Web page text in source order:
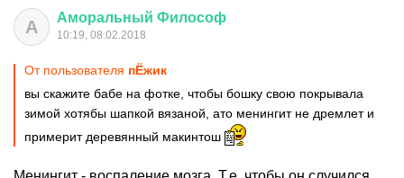
А Аморальный Философ
10:19, 08.02.2018
От пользователя пЁжик
вы скажите бабе на фотке, чтобы бошку свою покрывала
зимой хотябы шапкой вязаной, ато менингит не дремлет и
примерит деревянный макинтош